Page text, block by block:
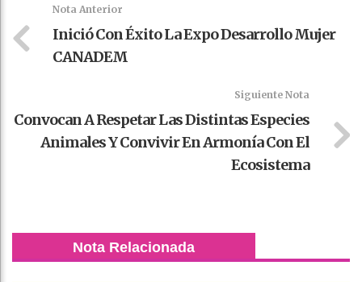
Nota Anterior
Inició Con Éxito La Expo Desarrollo Mujer
CANADEM
Siguiente Nota
Convocan A Respetar Las Distintas Especies
Animales Y Convivir En Armonía Con El
Ecosistema
Nota Relacionada